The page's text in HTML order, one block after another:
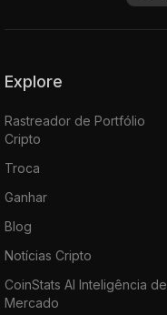
Explore
Rastreador de Portfólio
Cripto
Troca
Ganhar
Blog
Notícias Cripto
CoinStats AI Inteligência de
Mercado